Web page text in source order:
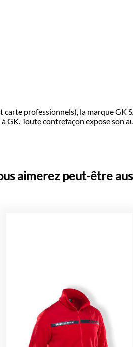
professionnels), la marque GK
Toute contrefaçon expose son
aimerez peut-être